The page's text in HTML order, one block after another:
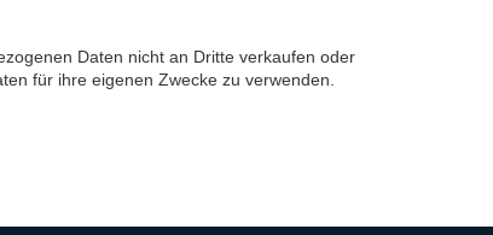
Daten nicht an Dritte verkaufen oder
für ihre eigenen Zwecke zu verwenden.